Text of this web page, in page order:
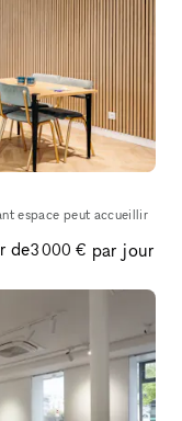
espace peut accueillir
de3 000 € par jour